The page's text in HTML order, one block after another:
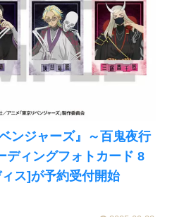
ンジャーズ』～百鬼夜行
ィングフォトカード 8
ス]が予約受付開始